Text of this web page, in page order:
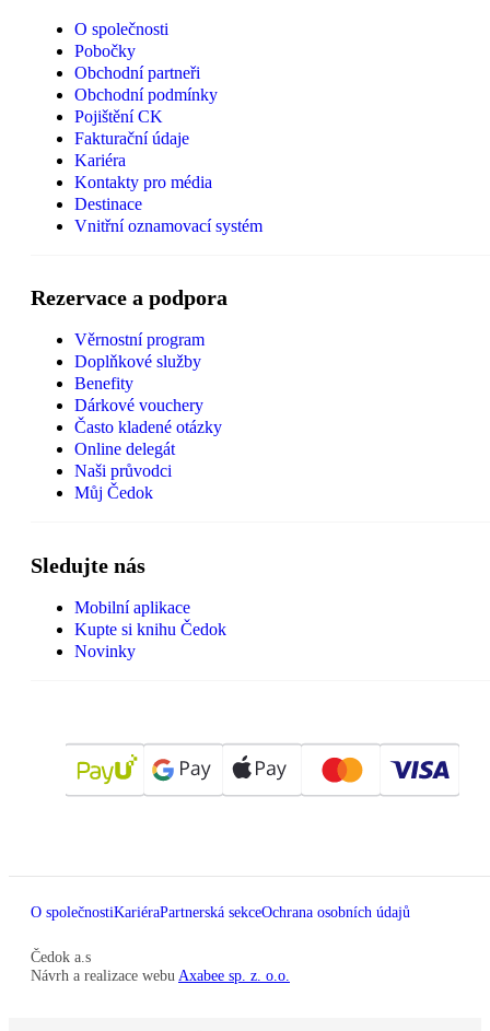
O společnosti
Pobočky
Obchodní partneři
Obchodní podmínky
Pojištění CK
Fakturační údaje
Kariéra
Kontakty pro média
Destinace
Vnitřní oznamovací systém
Rezervace a podpora
Věrnostní program
Doplňkové služby
Benefity
Dárkové vouchery
Často kladené otázky
Online delegát
Naši průvodci
Můj Čedok
Sledujte nás
Mobilní aplikace
Kupte si knihu Čedok
Novinky
O společnostiKariéraPartnerská sekceOchrana osobních údajů
Čedok a.s
Návrh a realizace webu Axabee sp. z. o.o.